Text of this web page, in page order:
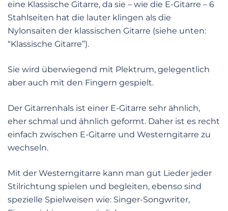
eine Klassische Gitarre, da sie – wie die E-Gitarre – 6
Stahlseiten hat die lauter klingen als die
Nylonsaiten der klassischen Gitarre (siehe unten:
“Klassische Gitarre”).
Sie wird überwiegend mit Plektrum, gelegentlich
aber auch mit den Fingern gespielt.
Der Gitarrenhals ist einer E-Gitarre sehr ähnlich,
eher schmal und ähnlich geformt. Daher ist es recht
einfach zwischen E-Gitarre und Westerngitarre zu
wechseln.
Mit der Westerngitarre kann man gut Lieder jeder
Stilrichtung spielen und begleiten, ebenso sind
spezielle Spielweisen wie: Singer-Songwriter,